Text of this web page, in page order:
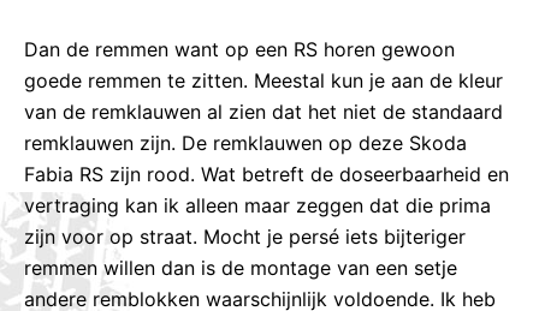
Dan de remmen want op een RS horen gewoon
goede remmen te zitten. Meestal kun je aan de kleur
van de remklauwen al zien dat het niet de standaard
remklauwen zijn. De remklauwen op deze Skoda
Fabia RS zijn rood. Wat betreft de doseerbaarheid en
vertraging kan ik alleen maar zeggen dat die prima
zijn voor op straat. Mocht je persé iets bijteriger
remmen willen dan is de montage van een setje
andere remblokken waarschijnlijk voldoende. Ik heb